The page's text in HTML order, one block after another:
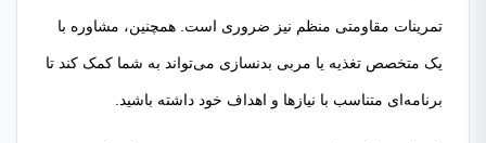
تمرینات مقاومتی منظم نیز ضروری است. همچنین، مشاوره با
یک متخصص تغذیه یا مربی بدنسازی می‌تواند به شما کمک کند تا
برنامه‌ای متناسب با نیازها و اهداف خود داشته باشید.